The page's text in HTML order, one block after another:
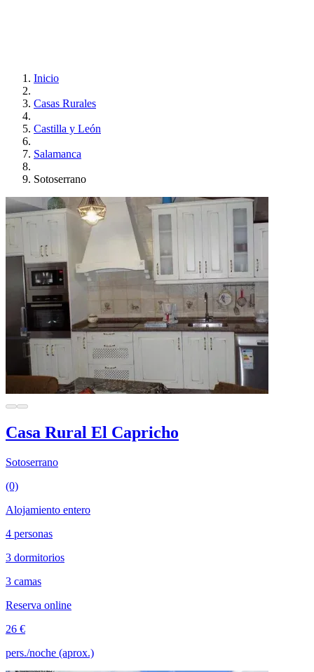
Inicio
Casas Rurales
Castilla y León
Salamanca
Sotoserrano
Casa Rural El Capricho
Sotoserrano
(0)
Alojamiento entero
4 personas
3 dormitorios
3 camas
Reserva online
26 €
pers./noche (aprox.)